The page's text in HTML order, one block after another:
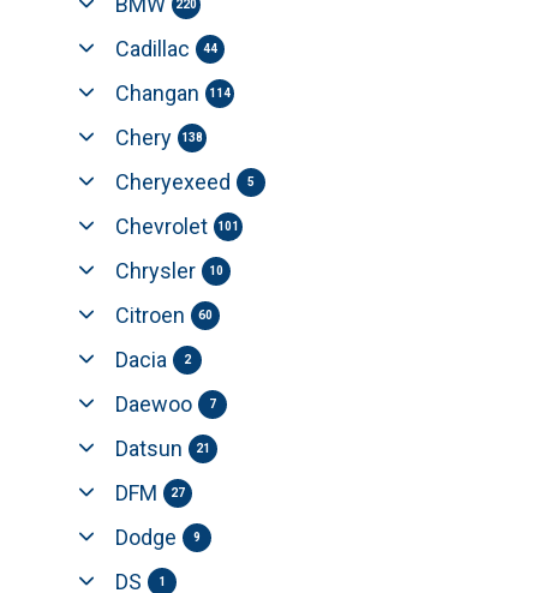
220
Cadillac 44
Changan 114
Chery 138
Cheryexeed 5
Chevrolet 101
Chrysler 10
Citroen 60
Dacia 2
Daewoo 7
Datsun 21
DFM 27
Dodge 9
DS 1